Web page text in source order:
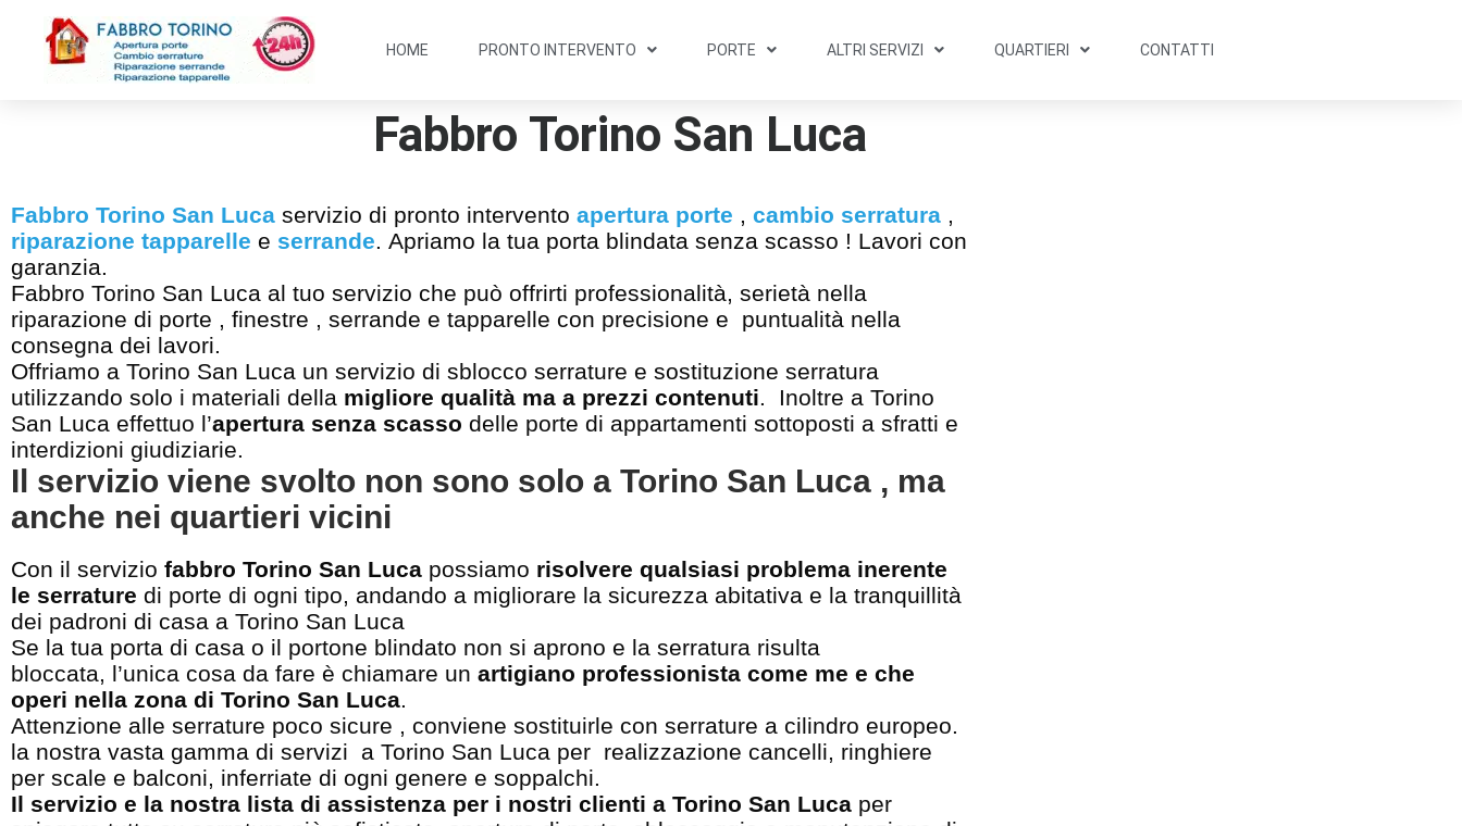
HOME PRONTO INTERVENTO PORTE ALTRI SERVIZI QUARTIERI CONTATTI
Fabbro Torino San Luca
Fabbro Torino San Luca servizio di pronto intervento apertura porte , cambio serratura ,
riparazione tapparelle e serrande. Apriamo la tua porta blindata senza scasso ! Lavori con
garanzia.
Fabbro Torino San Luca al tuo servizio che può offrirti professionalità, serietà nella
riparazione di porte , finestre , serrande e tapparelle con precisione e puntualità nella
consegna dei lavori.
Offriamo a Torino San Luca un servizio di sblocco serrature e sostituzione serratura
utilizzando solo i materiali della migliore qualità ma a prezzi contenuti. Inoltre a Torino
San Luca effettuo l’apertura senza scasso delle porte di appartamenti sottoposti a sfratti e
interdizioni giudiziarie.
Il servizio viene svolto non sono solo a Torino San Luca , ma
anche nei quartieri vicini
Con il servizio fabbro Torino San Luca possiamo risolvere qualsiasi problema inerente
le serrature di porte di ogni tipo, andando a migliorare la sicurezza abitativa e la tranquillità
dei padroni di casa a Torino San Luca
Se la tua porta di casa o il portone blindato non si aprono e la serratura risulta
bloccata, l’unica cosa da fare è chiamare un artigiano professionista come me e che
operi nella zona di Torino San Luca.
Attenzione alle serrature poco sicure , conviene sostituirle con serrature a cilindro europeo.
la nostra vasta gamma di servizi a Torino San Luca per realizzazione cancelli, ringhiere
per scale e balconi, inferriate di ogni genere e soppalchi.
Il servizio e la nostra lista di assistenza per i nostri clienti a Torino San Luca per